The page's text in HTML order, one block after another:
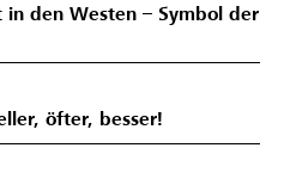
den Westen – Symbol der
öfter, besser!